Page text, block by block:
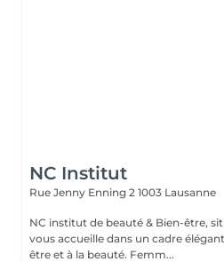
NC Institut
Rue Jenny Enning 2 1003 Lausanne
NC institut de beauté & Bien-être,
vous accueille dans un cadre
être et à la beauté. Femm...